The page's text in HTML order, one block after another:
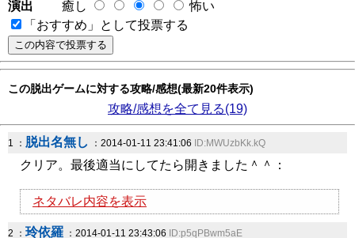
演出
癒し
怖い
「おすすめ」として投票する
この脱出ゲームに対する攻略/感想(最新20件表示)
攻略/感想を全て見る(19)
1 ： 脱出名無し ：2014-01-11 23:41:06 ID:MWUzbKk.kQ
クリア。最後適当にしてたら開きました＾＾：
ネタバレ内容を表示
2 ： 玲依羅 ：2014-01-11 23:43:06 ID:p5qPBwm5aE